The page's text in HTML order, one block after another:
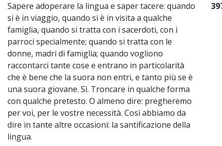
Sapere adoperare la lingua e saper tacere: quando
si è in viaggio, quando si è in visita a qualche
famiglia, quando si tratta con i sacerdoti, con i
parroci specialmente; quando si tratta con le
donne, madri di famiglia; quando vogliono
raccontarci tante cose e entrano in particolarità
che è bene che la suora non entri, e tanto più se è
una suora giovane. Sì. Troncare in qualche forma
con qualche pretesto. O almeno dire: pregheremo
per voi, per le vostre necessità. Così abbiamo da
dire in tante altre occasioni: la santificazione della
lingua.